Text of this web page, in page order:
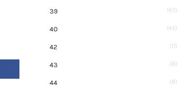
39 (43)
40 (45)
42 (11)
43 (8)
44 (8)
Facebook